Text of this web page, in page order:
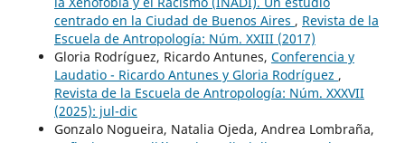
centrado en la Ciudad de Buenos Aires , Revista de la
Escuela de Antropología: Núm. XXIII (2017)
Gloria Rodríguez, Ricardo Antunes, Conferencia y
Laudatio - Ricardo Antunes y Gloria Rodríguez ,
Revista de la Escuela de Antropología: Núm. XXXVII
(2025): jul-dic
Gonzalo Nogueira, Natalia Ojeda, Andrea Lombraña,